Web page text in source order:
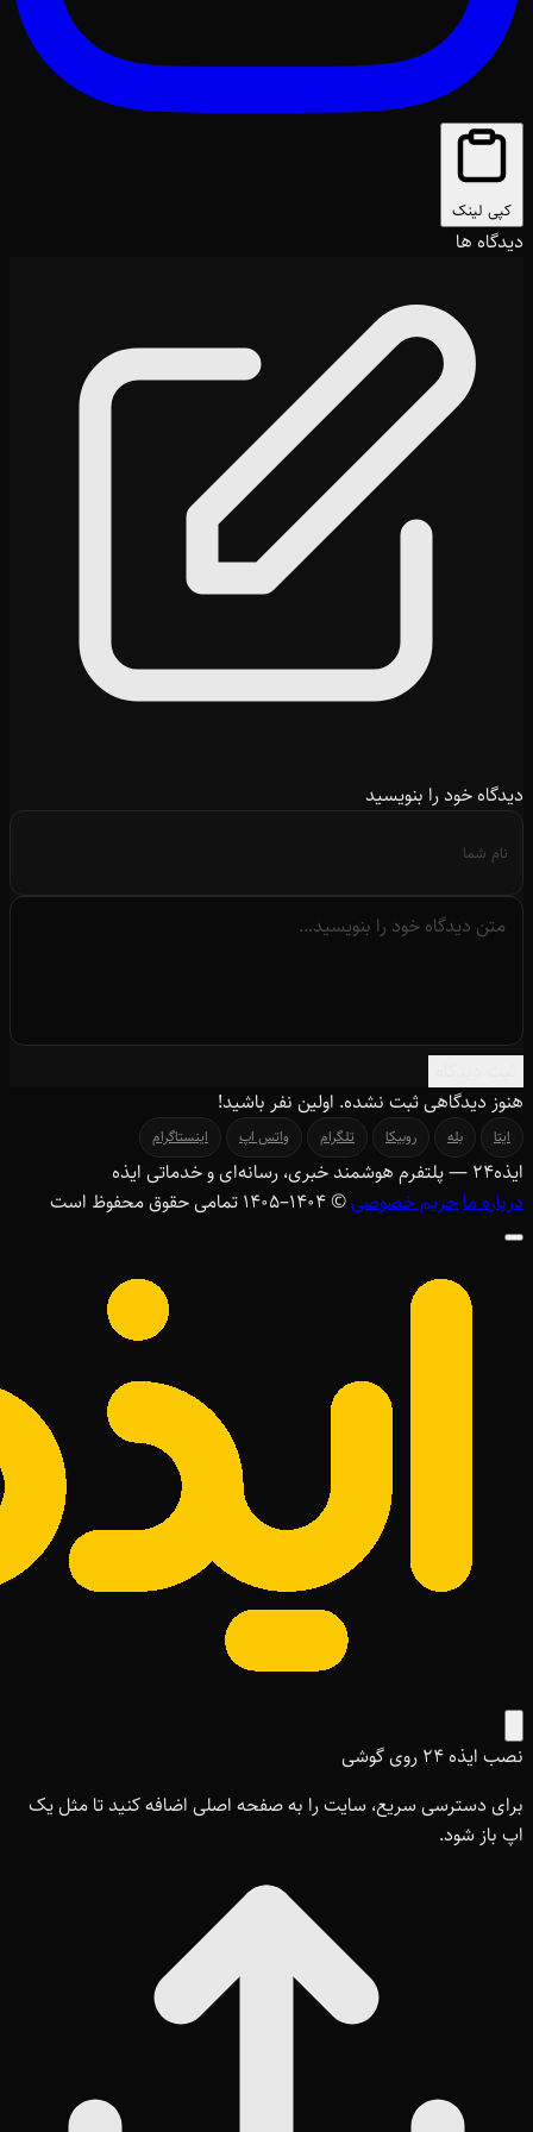
کپی لینک
دیدگاه ها
دیدگاه خود را بنویسید
هنوز دیدگاهی ثبت نشده. اولین نفر باشید!
ایتا بله روبیکا تلگرام واتس اپ اینستاگرام
ایذه۲۴ — پلتفرم هوشمند خبری، رسانه‌ای و خدماتی ایذه
درباره ماحریم خصوصی© ۱۴۰۴–1405 تمامی حقوق محفوظ است
نصب ایذه ۲۴ روی گوشی
برای دسترسی سریع، سایت را به صفحه اصلی اضافه کنید تا مثل یک
اپ باز شود.